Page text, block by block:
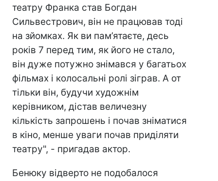
театру Франка став Богдан
Сильвестрович, він не працював тоді
на зйомках. Як ви пам’ятаєте, десь
років 7 перед тим, як його не стало,
він дуже потужно знімався у багатьох
фільмах і колосальні ролі зіграв. А от
тільки він, будучи художнім
керівником, дістав величезну
кількість запрошень і почав зніматися
в кіно, менше уваги почав приділяти
театру", - пригадав актор.
Бенюку відверто не подобалося